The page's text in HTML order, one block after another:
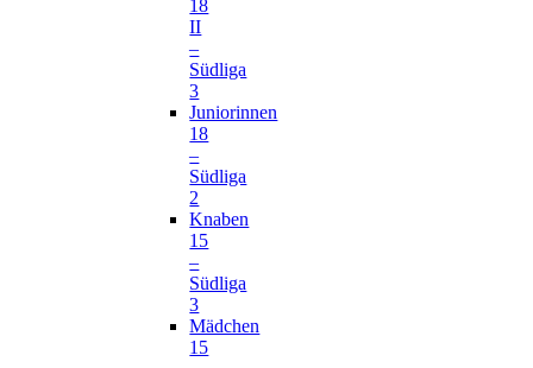
18
II
–
Südliga
3
Juniorinnen
18
–
Südliga
2
Knaben
15
–
Südliga
3
Mädchen
15